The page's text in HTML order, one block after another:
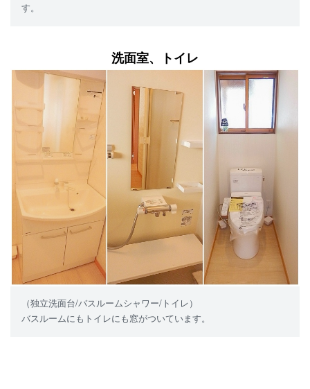
す。
洗面室、トイレ
（独立洗面台/バスルームシャワー/トイレ）
バスルームにもトイレにも窓がついています。